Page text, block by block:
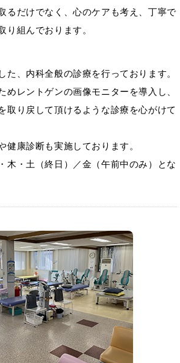
るだけでなく、心のケアも考え、丁寧で
り組んでおります。
た、内科全般の診療を行っております。
めレントゲンの画像モニターを導入し、
取り戻して頂けるような診療を心がけて
健康診断も実施しております。
木・土（終日）／金（午前中のみ）とな